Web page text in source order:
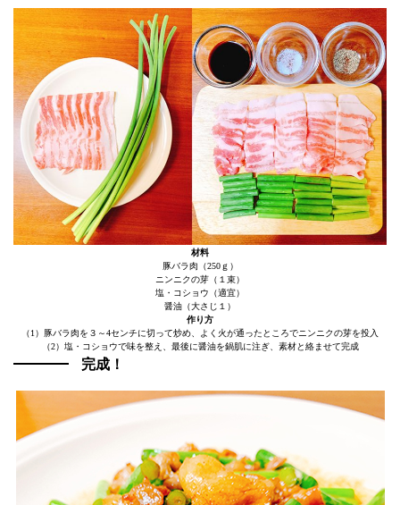
材料
豚バラ肉（250ｇ）
ニンニクの芽（１束）
塩・コショウ（適宜）
醤油（大さじ１）
作り方
（1）豚バラ肉を３～4センチに切って炒め、よく火が通ったところでニンニクの芽を投入
（2）塩・コショウで味を整え、最後に醤油を鍋肌に注ぎ、素材と絡ませて完成
完成！